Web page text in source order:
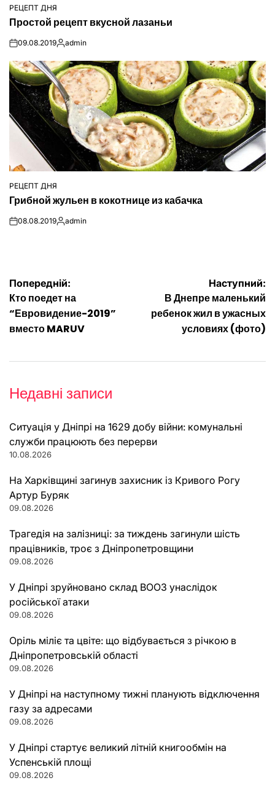
ОПУБЛІКУВАТИ
РЕЦЕПТ ДНЯ
Простой рецепт вкусной лазаньи
on09.08.2019Опубліковано
admin
ОПУБЛІКУВАТИ
РЕЦЕПТ ДНЯ
Грибной жульен в кокотнице из кабачка
on08.08.2019Опубліковано
admin
Навігація
записів
Попередній:
Кто поедет на
“Евровидение-2019”
вместо MARUV
Наступний:
В Днепре маленький
ребенок жил в ужасных
условиях (фото)
Недавні записи
Ситуація у Дніпрі на 1629 добу війни: комунальні
служби працюють без перерви
10.08.2026
На Харківщині загинув захисник із Кривого Рогу
Артур Буряк
09.08.2026
Трагедія на залізниці: за тиждень загинули шість
працівників, троє з Дніпропетровщини
09.08.2026
У Дніпрі зруйновано склад ВООЗ унаслідок
російської атаки
09.08.2026
Оріль міліє та цвіте: що відбувається з річкою в
Дніпропетровській області
09.08.2026
У Дніпрі на наступному тижні планують відключення
газу за адресами
09.08.2026
У Дніпрі стартує великий літній книгообмін на
Успенській площі
09.08.2026